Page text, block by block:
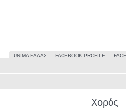
UΝΙΜΑ ΕΛΛΑΣ FACEBOOK PROFILE
Χορός